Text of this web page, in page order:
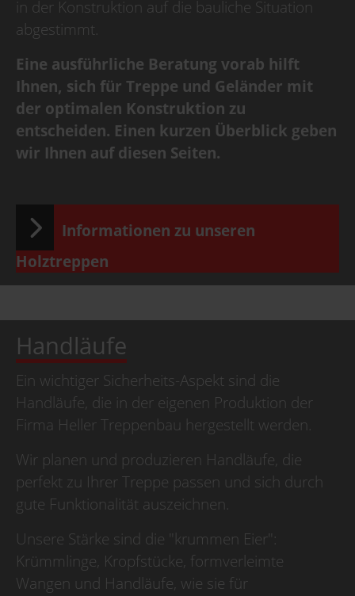
in der Konstruktion auf die bauliche Situation
abgestimmt.
Eine ausführliche Beratung vorab hilft
Ihnen, sich für Treppe und Geländer mit
der optimalen Konstruktion zu
entscheiden. Einen kurzen Überblick geben
wir Ihnen auf diesen Seiten.
Informationen zu unseren
Holztreppen
Handläufe
Ein wichtiger Sicherheits-Aspekt sind die
Handläufe, die in der eigenen Produktion der
Firma Heller Treppenbau hergestellt werden.
Wir planen und produzieren Handläufe, die
perfekt zu Ihrer Treppe passen und sich durch
gute Funktionalität auszeichnen.
Unsere Stärke sind die "krummen Eier":
Krümmlinge, Kropfstücke, formverleimte
Wangen und Handläufe, wie sie für